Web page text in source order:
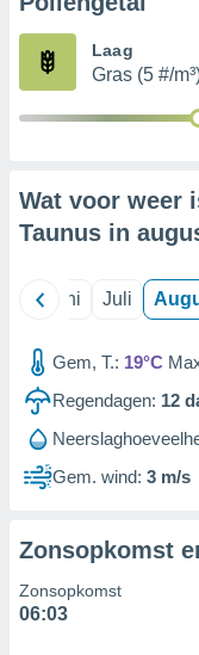
partners Laag
Gras (5 #/
Wat voor weer
Taunus in
Juni Juli
Gem, T.: 19°C
Regendagen: 12
Gem. wind: 3 m/s
Zonsopkomst
Zonsopkomst
06:03